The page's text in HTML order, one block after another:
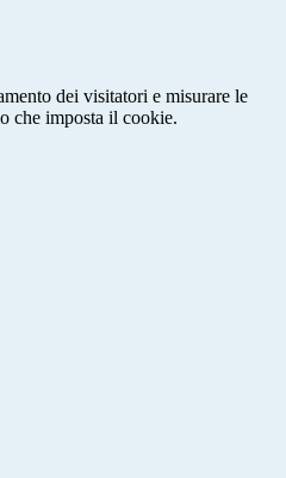
dei visitatori e misurare le
che imposta il cookie.